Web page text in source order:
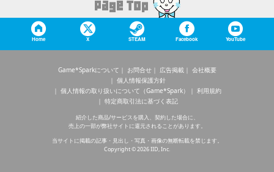
Home X STEAM Facebook YouTube
Game*Sparkについて お問合せ 広告掲載
会社概要
個人情報保護方針
個人情報の取り扱いについて（Game*Spark）
利用規約
特定商取引法に基づく表記
紹介した商品/サービスを購入、契約した場合に、
売上の一部が弊社サイトに還元されることがあります。
当サイトに掲載の記事・見出し・写真・画像の無断転載を禁じます。
Copyright © 2026 IID, Inc.